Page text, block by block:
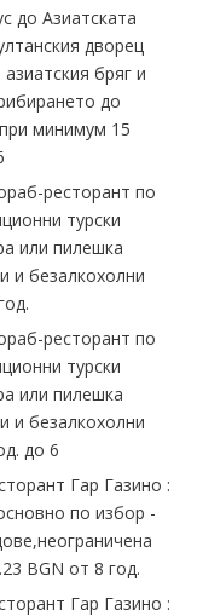
до Азиатската
дворец
бряг и
до
минимум 15
ресторант по
турски
или пилешка
и безалкохолни
ресторант по
турски
или пилешка
и безалкохолни
до 6
Гар Газино :
по избор -
BGN от 8 год.
Гар Газино :